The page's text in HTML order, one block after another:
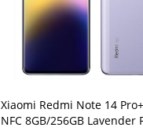
Xiaomi Redmi Note 14
NFC 8GB/256GB Lavender